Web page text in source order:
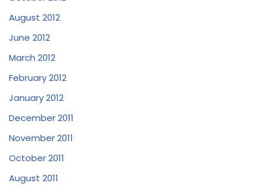
August 2012
June 2012
March 2012
February 2012
January 2012
December 2011
November 2011
October 2011
August 2011